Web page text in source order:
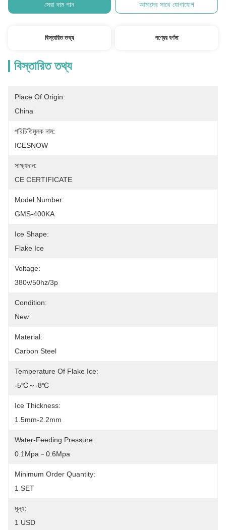
সেরা দাম পান আমাদের সাথে যোগাযোগ
বিস্তারিত তথ্য পণ্যের বর্ণনা
বিস্তারিত তথ্য
Place Of Origin:
China
পরিচিতিমুলক নাম:
ICESNOW
সাক্ষ্যদান:
CE CERTIFICATE
Model Number:
GMS-400KA
Ice Shape:
Flake Ice
Voltage:
380v/50hz/3p
Condition:
New
Material:
Carbon Steel
Temperature Of Flake Ice:
-5℃～-8℃
Ice Thickness:
1.5mm-2.2mm
Water-Feeding Pressure:
0.1Mpa－0.6Mpa
Minimum Order Quantity:
1 SET
মূল্য:
1 USD